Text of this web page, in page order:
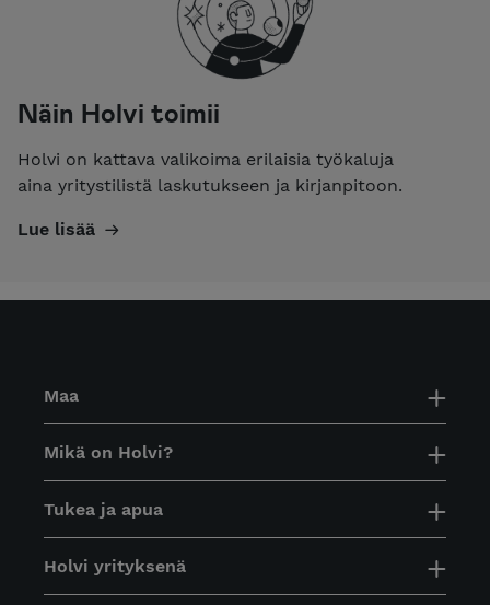
Näin Holvi toimii
Holvi on kattava valikoima erilaisia työkaluja
aina yritystilistä laskutukseen ja kirjanpitoon.
Lue lisää
Maa
Mikä on Holvi?
Tukea ja apua
Holvi yrityksenä